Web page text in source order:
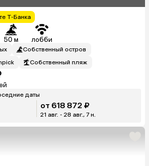
Т-Банка
50 м лобби
Собственный остров
Собственный пляж
даты
от 618 872 ₽
21 авг. - 28 авг., 7 н.